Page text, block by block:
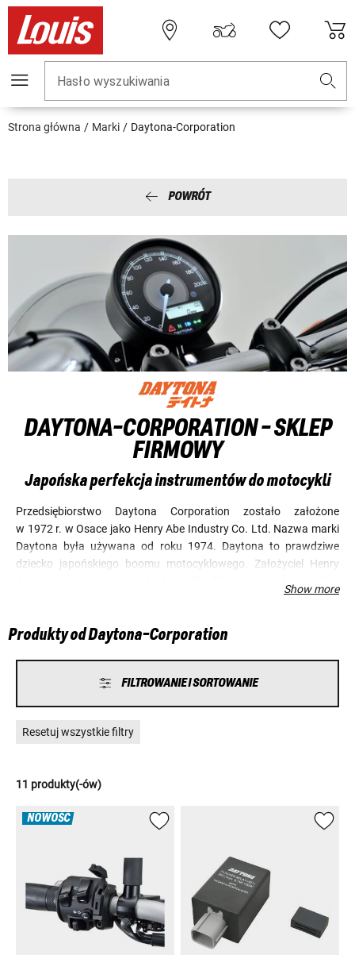
Hasło wyszukiwania
Strona główna Marki Daytona-Corporation
POWRÓT
DAYTONA-CORPORATION - SKLEP
FIRMOWY
Japońska perfekcja instrumentów do motocykli
Przedsiębiorstwo Daytona Corporation zostało założone
w 1972 r. w Osace jako Henry Abe Industry Co. Ltd. Nazwa marki
Daytona była używana od roku 1974. Daytona to prawdziwe
dziecko japońskiego boomu motocyklowego. Założyciel Henry
Abe stał się znany jako wytwórca kół odlewanych. Jedną z usług
oferowanych przez przedsiębiorstwo Daytona stanowił również
Hamamatsu, w centrum japońskiego przemysłu motocyklowego,
w produkcji instrumentów do motocykli. Niezmienne pozostaje
typowo japońskie dążenie do perfekcji.
Zagubienie? Dezorientacja? Pomyłki? Buty o takiej samej nazwie
Show more
Produkty od Daytona-Corporation
FILTROWANIE I SORTOWANIE
Resetuj wszystkie filtry
11 produkty(-ów)
NOWOŚĆ